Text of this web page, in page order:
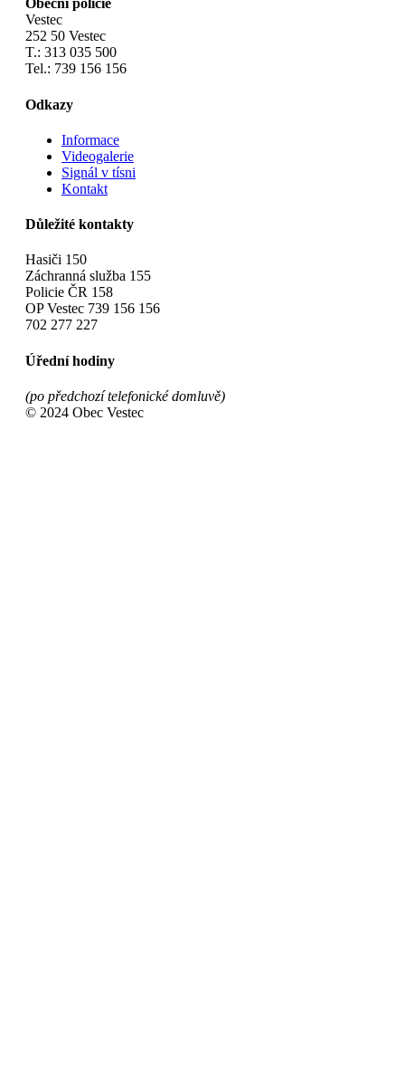
Obecní policie
Vestec
252 50 Vestec
T.: 313 035 500
Tel.: 739 156 156
Odkazy
Informace
Videogalerie
Signál v tísni
Kontakt
Důležité kontakty
Hasiči 150
Záchranná služba 155
Policie ČR 158
OP Vestec 739 156 156
702 277 227
Úřední hodiny
(po předchozí telefonické domluvě)
© 2024 Obec Vestec